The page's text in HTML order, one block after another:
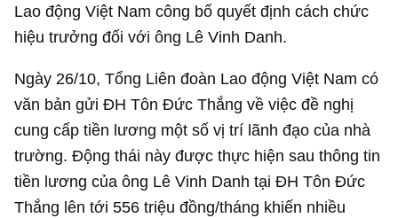
Lao động Việt Nam công bố quyết định cách chức
hiệu trưởng đối với ông Lê Vinh Danh.
Ngày 26/10, Tổng Liên đoàn Lao động Việt Nam có
văn bản gửi ĐH Tôn Đức Thắng về việc đề nghị
cung cấp tiền lương một số vị trí lãnh đạo của nhà
trường. Động thái này được thực hiện sau thông tin
tiền lương của ông Lê Vinh Danh tại ĐH Tôn Đức
Thắng lên tới 556 triệu đồng/tháng khiến nhiều